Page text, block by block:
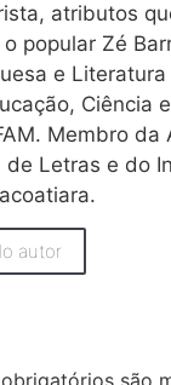
atributos
popular Zé
e
Ciência
Membro da
de Letras e do
autor